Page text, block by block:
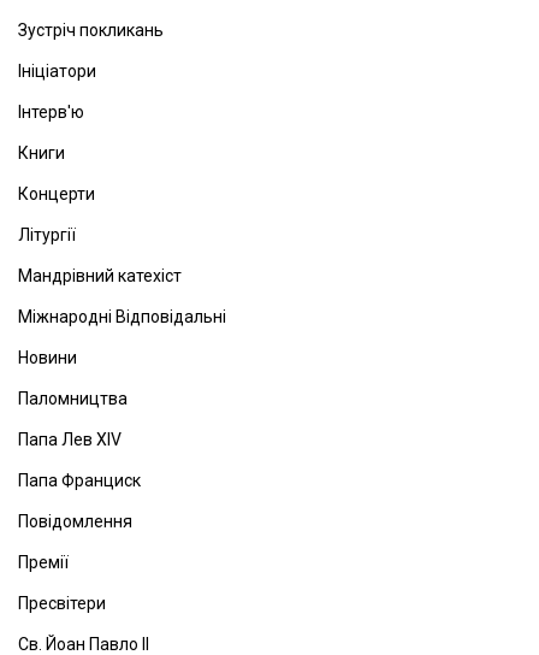
Зустріч покликань
Ініціатори
Інтерв'ю
Книги
Концерти
Літургії
Мандрівний катехіст
Міжнародні Відповідальні
Новини
Паломництва
Папа Лев ХІV
Папа Франциск
Повідомлення
Премії
Пресвітери
Св. Йоан Павло ІІ